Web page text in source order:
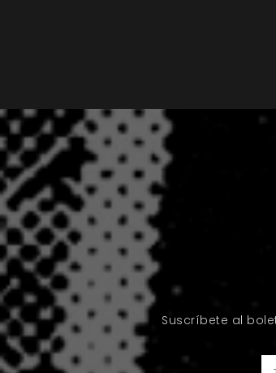
Suscríbete al